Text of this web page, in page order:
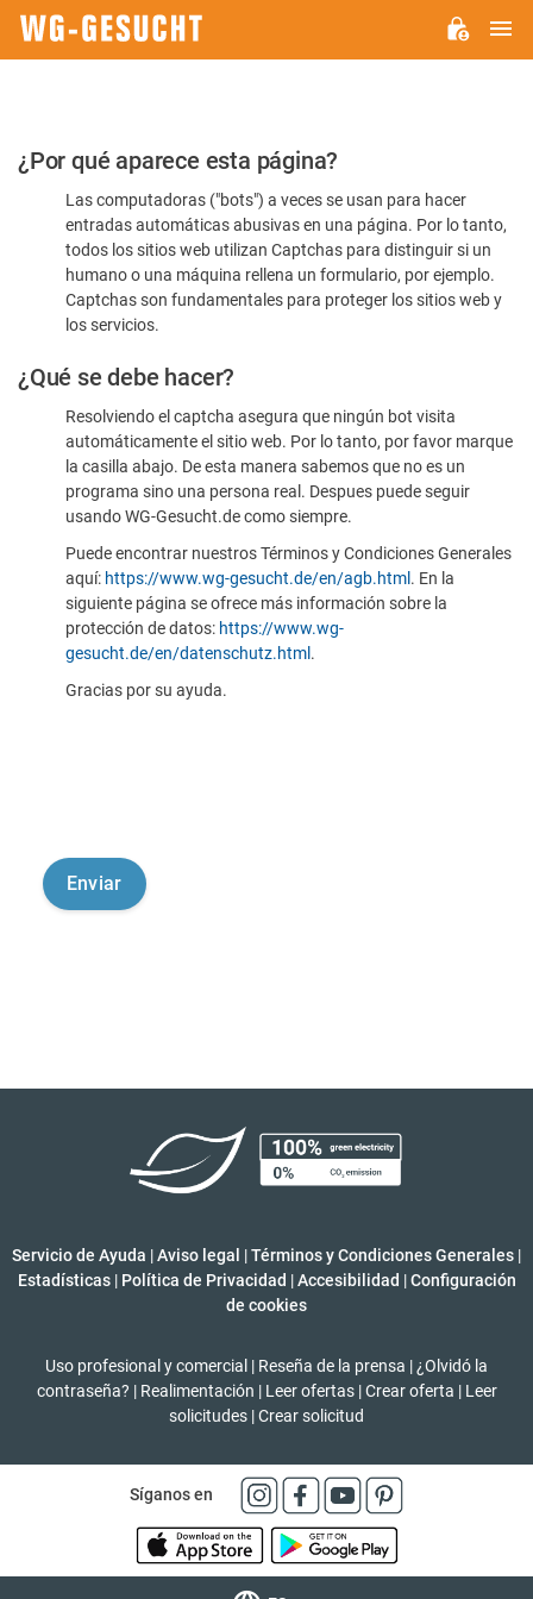
Por
favor,
confirme
humano
¿Por qué aparece esta página?
Las computadoras ("bots") a veces se usan para hacer
entradas automáticas abusivas en una página. Por lo tanto,
todos los sitios web utilizan Captchas para distinguir si un
humano o una máquina rellena un formulario, por ejemplo.
Captchas son fundamentales para proteger los sitios web y
los servicios.
¿Qué se debe hacer?
Resolviendo el captcha asegura que ningún bot visita
automáticamente el sitio web. Por lo tanto, por favor marque
la casilla abajo. De esta manera sabemos que no es un
programa sino una persona real. Despues puede seguir
usando WG-Gesucht.de como siempre.
Puede encontrar nuestros Términos y Condiciones Generales
aquí: https://www.wg-gesucht.de/en/agb.html . En la
siguiente página se ofrece más información sobre la
protección de datos: https://www.wg-
gesucht.de/en/datenschutz.html .
Gracias por su ayuda.
Servicio de Ayuda |Aviso legal |Términos y Condiciones Generales |
Estadísticas | Política de Privacidad | Accesibilidad | Configuración
de cookies
Uso profesional y comercial | Reseña de la prensa | ¿Olvidó la
contraseña? | Realimentación | Leer ofertas | Crear oferta | Leer
solicitudes |Crear solicitud
Síganos en